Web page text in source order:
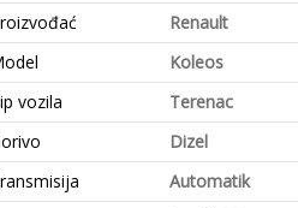
Renault
Koleos
vozila
Terenac
Dizel
Automatik